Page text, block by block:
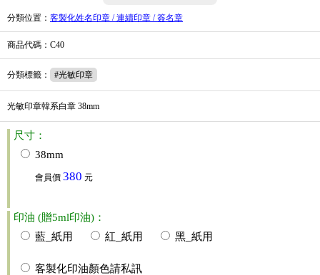
分類位置 ： 客製化姓名印章 / 連續印章 / 簽名章
商品代碼 ：C40
分類標籤 ： #光敏印章
光敏印章韓系白章 38mm
尺寸：
38mm
會員價 380 元
印油 (贈5ml印油)：
藍_紙用
紅_紙用 黑_紙用
客製化印油顏色請私訊